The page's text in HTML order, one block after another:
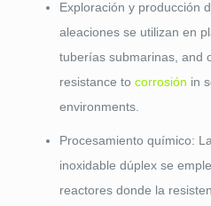
Exploración y producción
aleaciones se utilizan en
tuberías submarinas, and
resistance to corrosión in
environments.
Procesamiento químico:
inoxidable dúplex se
reactores donde la